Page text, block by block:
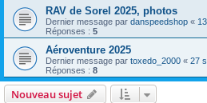
RAV de Sorel 2025, photos
Dernier message par danspeedshop «
Réponses : 5
Aéroventure 2025
Dernier message par toxedo_2000 « 27
Réponses : 8
Nouveau sujet